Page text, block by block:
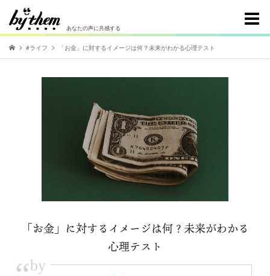
あなたの声に共感する
#ライフ 「お金」に対するイメージは何？未来がわかる心理テスト
「お金」に対するイメージは何？未来がわかる
心理テスト
by